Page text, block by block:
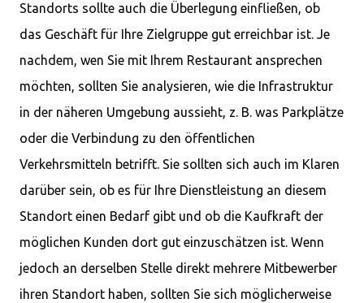
Standorts sollte auch die Überlegung einfließen, ob
das Geschäft für Ihre Zielgruppe gut erreichbar ist. Je
nachdem, wen Sie mit Ihrem Restaurant ansprechen
möchten, sollten Sie analysieren, wie die Infrastruktur
in der näheren Umgebung aussieht, z. B. was Parkplätze
oder die Verbindung zu den öffentlichen
Verkehrsmitteln betrifft. Sie sollten sich auch im Klaren
darüber sein, ob es für Ihre Dienstleistung an diesem
Standort einen Bedarf gibt und ob die Kaufkraft der
möglichen Kunden dort gut einzuschätzen ist. Wenn
jedoch an derselben Stelle direkt mehrere Mitbewerber
ihren Standort haben, sollten Sie sich möglicherweise